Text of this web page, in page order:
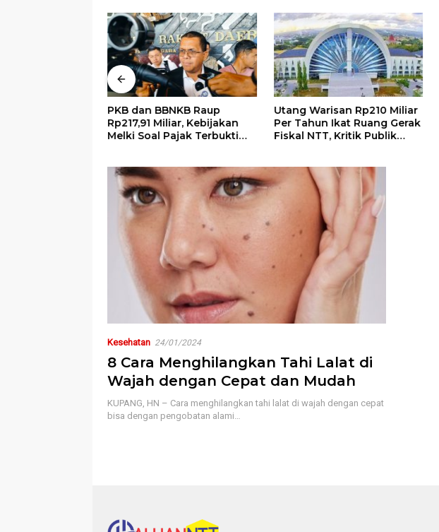
PKB dan BBNKB Raup
Rp217,91 Miliar, Kebijakan
Melki Soal Pajak Terbukti
Utang Warisan Rp210 Miliar
Per Tahun Ikat Ruang Gerak
Fiskal NTT, Kritik Publik
Kesehatan 24/01/2024
8 Cara Menghilangkan Tahi Lalat di
Wajah dengan Cepat dan Mudah
KUPANG, HN – Cara menghilangkan tahi lalat di wajah dengan cepat
bisa dengan pengobatan alami…